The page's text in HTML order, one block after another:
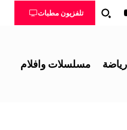
تلفزيون مطبات
رياضة مسلسلات وافلام